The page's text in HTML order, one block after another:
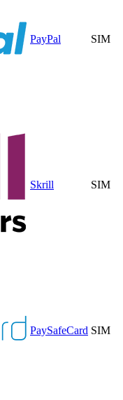
PayPal SIM
Skrill SIM
PaySafeCard SIM